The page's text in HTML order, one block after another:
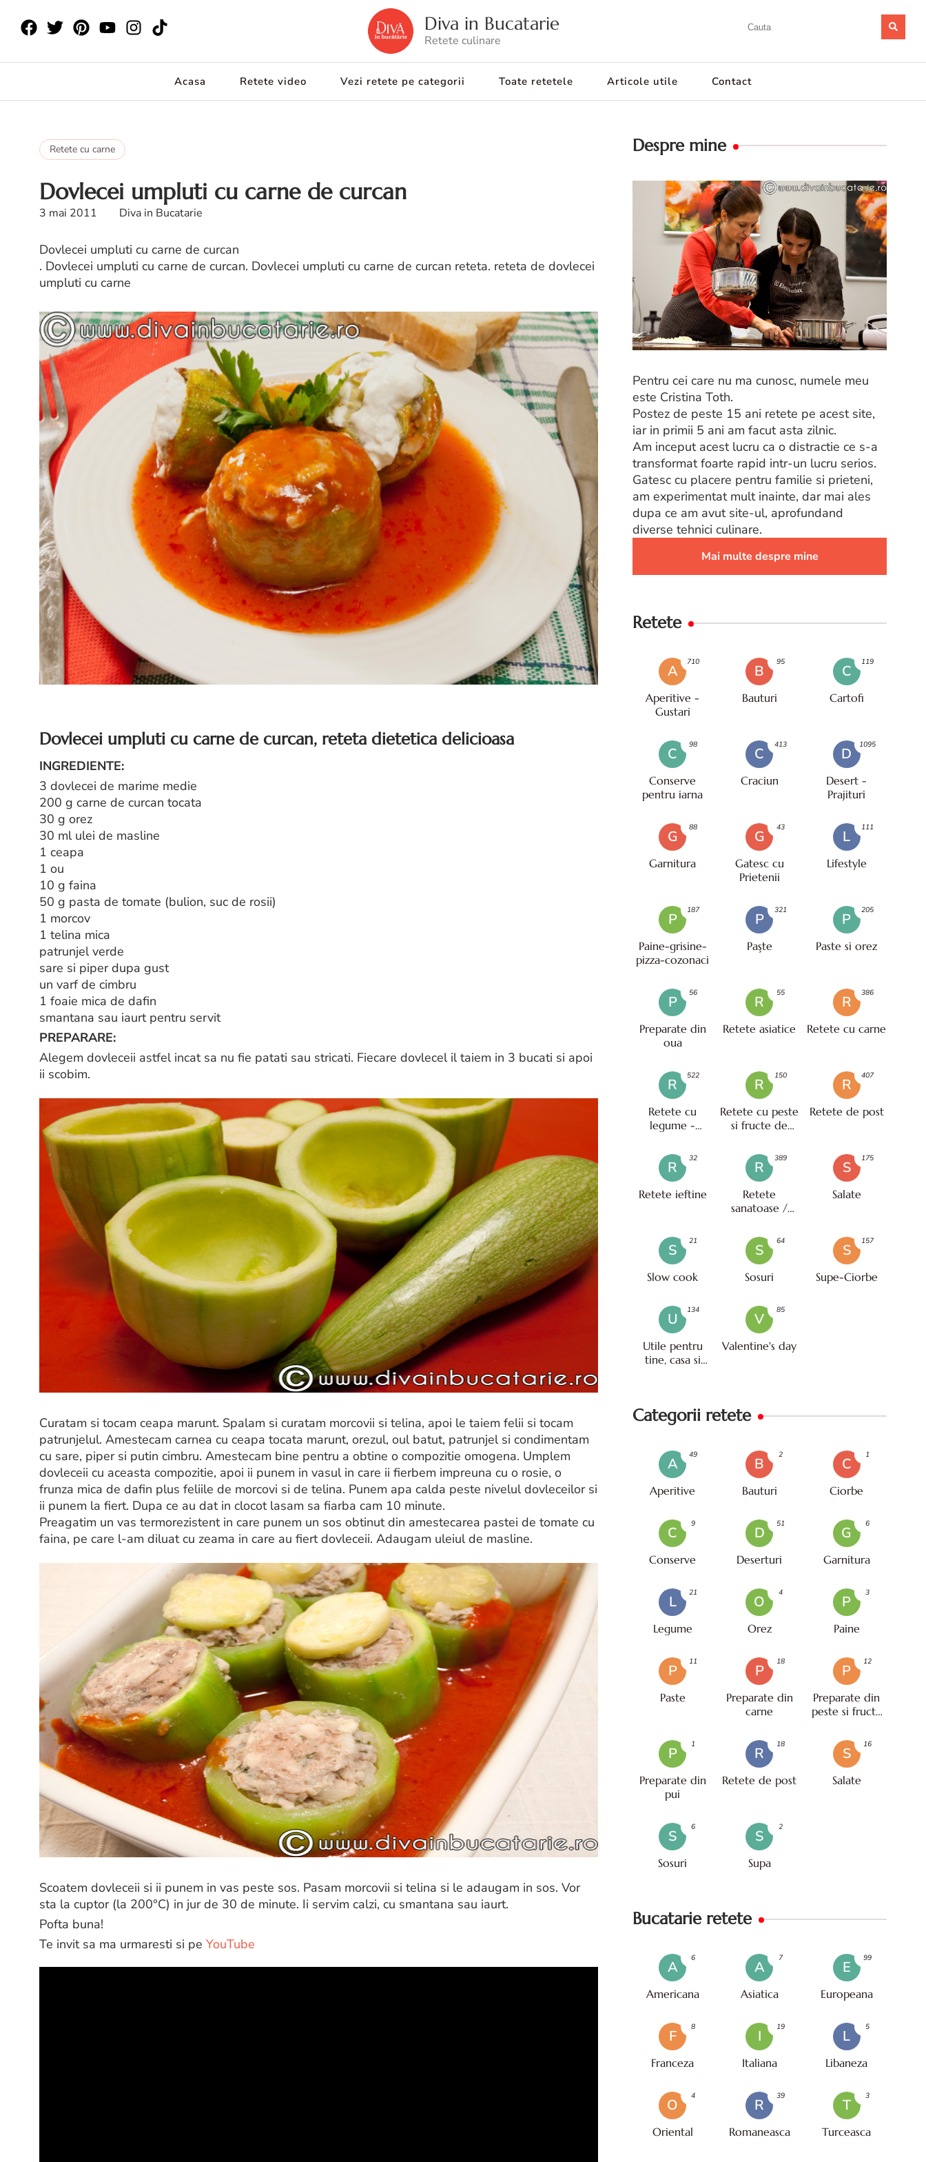
Diva in Bucatarie
Retete culinare
Acasa Retete video Vezi retete pe categorii Toate retetele Articole utile Contact
Retete cu carne
Dovlecei umpluti cu carne de curcan
3 mai 2011 Diva in Bucatarie
Dovlecei umpluti cu carne de curcan
. Dovlecei umpluti cu carne de curcan. Dovlecei umpluti cu carne de curcan reteta. reteta de dovlecei
umpluti cu carne
Dovlecei umpluti cu carne de curcan, reteta dietetica delicioasa
INGREDIENTE:
3 dovlecei de marime medie
200 g carne de curcan tocata
30 g orez
30 ml ulei de masline
1 ceapa
1 ou
10 g faina
50 g pasta de tomate (bulion, suc de rosii)
1 morcov
1 telina mica
patrunjel verde
sare si piper dupa gust
un varf de cimbru
1 foaie mica de dafin
smantana sau iaurt pentru servit
PREPARARE:
Alegem dovleceii astfel incat sa nu fie patati sau stricati. Fiecare dovlecel il taiem in 3 bucati si apoi
ii scobim.
Curatam si tocam ceapa marunt. Spalam si curatam morcovii si telina, apoi le taiem felii si tocam
patrunjelul. Amestecam carnea cu ceapa tocata marunt, orezul, oul batut, patrunjel si condimentam
cu sare, piper si putin cimbru. Amestecam bine pentru a obtine o compozitie omogena. Umplem
dovleceii cu aceasta compozitie, apoi ii punem in vasul in care ii fierbem impreuna cu o rosie, o
frunza mica de dafin plus feliile de morcovi si de telina. Punem apa calda peste nivelul dovleceilor si
ii punem la fiert. Dupa ce au dat in clocot lasam sa fiarba cam 10 minute.
Preagatim un vas termorezistent in care punem un sos obtinut din amestecarea pastei de tomate cu
faina, pe care l-am diluat cu zeama in care au fiert dovleceii. Adaugam uleiul de masline.
Scoatem dovleceii si ii punem in vas peste sos. Pasam morcovii si telina si le adaugam in sos. Vor
sta la cuptor (la 200°C) in jur de 30 de minute. Ii servim calzi, cu smantana sau iaurt.
Pofta buna!
Te invit sa ma urmaresti si pe YouTube
Despre mine
Pentru cei care nu ma cunosc, numele meu
este Cristina Toth.
Postez de peste 15 ani retete pe acest site,
iar in primii 5 ani am facut asta zilnic.
Am inceput acest lucru ca o distractie ce s-a
transformat foarte rapid intr-un lucru serios.
Gatesc cu placere pentru familie si prieteni,
am experimentat mult inainte, dar mai ales
dupa ce am avut site-ul, aprofundand
diverse tehnici culinare.
Mai multe despre mine
Retete
A
Aperitive -
Gustari
710
B
Bauturi
95
C
Cartofi
119
C
Conserve
pentru iarna
98
C
Craciun
413
D
Desert -
Prajituri
1095
G
Garnitura
88
G
Gatesc cu
Prietenii
43
L
Lifestyle
111
P
Paine-grisine-
pizza-cozonaci
187
P
Paşte
321
P
Paste si orez
205
P
Preparate din
oua
56
R
Retete asiatice
55
R
Retete cu carne
386
R
Retete cu
legume -
522
R
Retete cu peste
si fructe de
150
R
Retete de post
407
R
Retete ieftine
32
R
Retete
sanatoase /
389
S
Salate
175
S
Slow cook
21
S
Sosuri
64
S
Supe-Ciorbe
157
U
Utile pentru
tine, casa si
134
V
Valentine's day
85
Categorii retete
A
Aperitive
49
B
Bauturi
2
C
Ciorbe
1
C
Conserve
9
D
Deserturi
51
G
Garnitura
6
L
Legume
21
O
Orez
4
P
Paine
3
P
Paste
11
P
Preparate din
carne
18
P
Preparate din
peste si fructe
12
P
Preparate din
pui
1
R
Retete de post
18
S
Salate
16
S
Sosuri
6
S
Supa
2
Bucatarie retete
A
Americana
6
A
Asiatica
7
E
Europeana
99
F
Franceza
8
I
Italiana
19
L
Libaneza
5
O
Oriental
4
R
Romaneasca
39
T
Turceasca
3